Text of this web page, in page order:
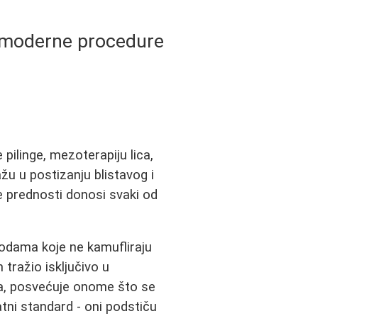
procedure
mezoterapiju lica,
u postizanju blistavog i
donosi svaki od
koje ne kamufliraju
tražio isključivo u
posvećuje onome što se
standard - oni podstiču